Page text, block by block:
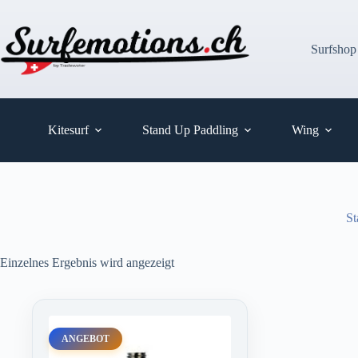
springen
Kitesurf Stand Up Paddling Wing
Einzelnes Ergebnis wird angezeigt
ANGEBOT